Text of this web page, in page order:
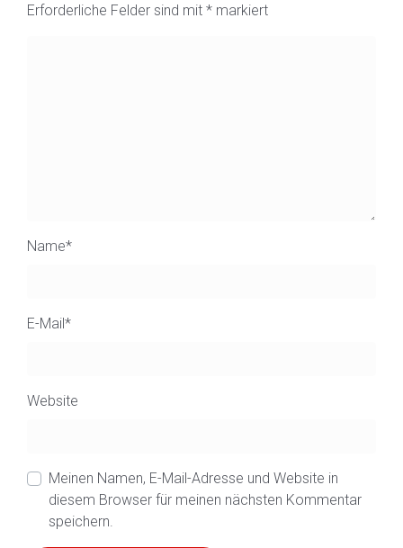
Erforderliche Felder sind mit * markiert
Name*
E-Mail*
Website
Meinen Namen, E-Mail-Adresse und Website in
diesem Browser für meinen nächsten Kommentar
speichern.